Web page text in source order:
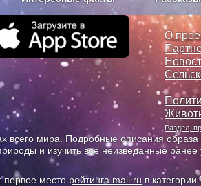
рекламы О
О
Раздел,
всего мира. Подробные описания
и изучить все неизведанные
место рейтинга mail.ru в